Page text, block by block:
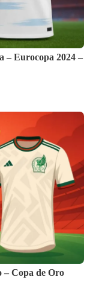
– Eurocopa 2024 –
– Copa de Oro